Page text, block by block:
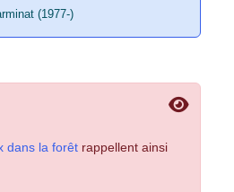
(1977-)
dans la forêt rappellent ainsi